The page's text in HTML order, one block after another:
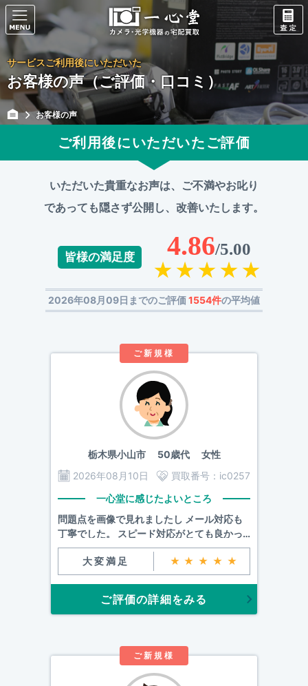
サービスご利用後にいただいた
お客様の声（ご評価・口コミ）
お客様の声
ご利用後にいただいたご評価
いただいた貴重なお声は、ご不満やお叱り
であっても 隠さず公開し、改善いたします。
皆様の満足度 4.86/5.00
2026年08月09日までのご評価1554件の平均値
ご新規様
栃木県小山市50歳代 女性
2026年08月10日
買取番号： ic0257
一心堂に感じたよいところ
問題点を画像で見れましたし メール対応も
丁寧でした。 スピード対応がとても良かっ
たです。
大変満足
★★★★★
ご評価の詳細をみる
ご新規様